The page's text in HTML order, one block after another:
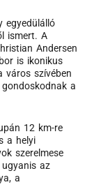
egyedülálló
ismert. A
Andersen
is ikonikus
város szívében
a
12 km-re
a helyi
szerelmese
az
a